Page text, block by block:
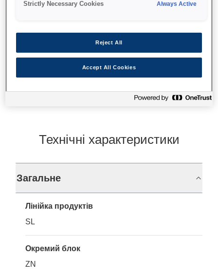
Де купити
Технічні характеристики
Загальне
Лінійка продуктів
SL
Окремий блок
ZN
Strictly Necessary Cookies Always Active
Reject All
Accept All Cookies